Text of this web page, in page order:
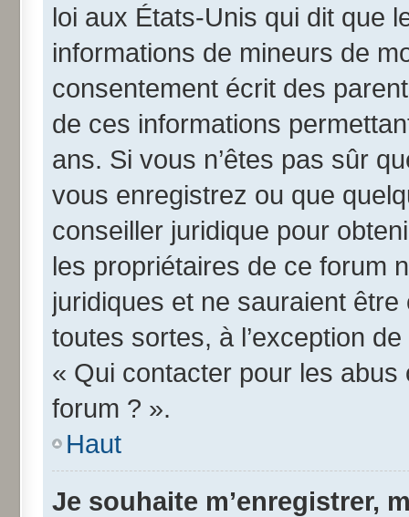
loi aux États-Unis qui dit que
informations de mineurs de
consentement écrit des
de ces informations
ans. Si vous n’êtes pas sûr
vous enregistrez ou que
conseiller juridique pour
les propriétaires de ce forum
juridiques et ne sauraient
toutes sortes, à l’exception
« Qui contacter pour les
forum ? ».
Haut
Je souhaite m’enregistrer,